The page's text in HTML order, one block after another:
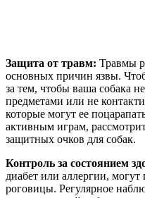
Защита от травм: Травмы
основных причин язвы.
за тем, чтобы ваша собака
предметами или не
которые могут ее
активным играм,
защитных очков для собак.
Контроль за состоянием
диабет или аллергии,
роговицы. Регулярное